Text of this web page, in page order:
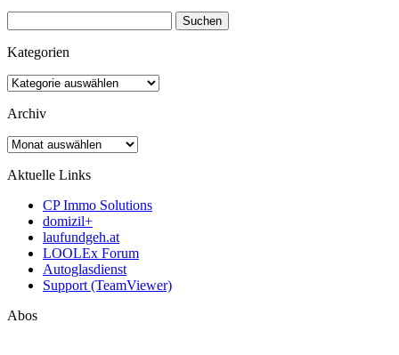
nach:
Kategorien
Kategorien
Archiv
Archiv
Aktuelle Links
CP Immo Solutions
domizil+
laufundgeh.at
LOOLEx Forum
Autoglasdienst
Support (TeamViewer)
Abos